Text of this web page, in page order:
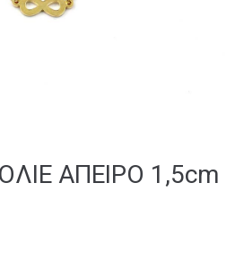
ΑΠΕΙΡΟ 1,5cm